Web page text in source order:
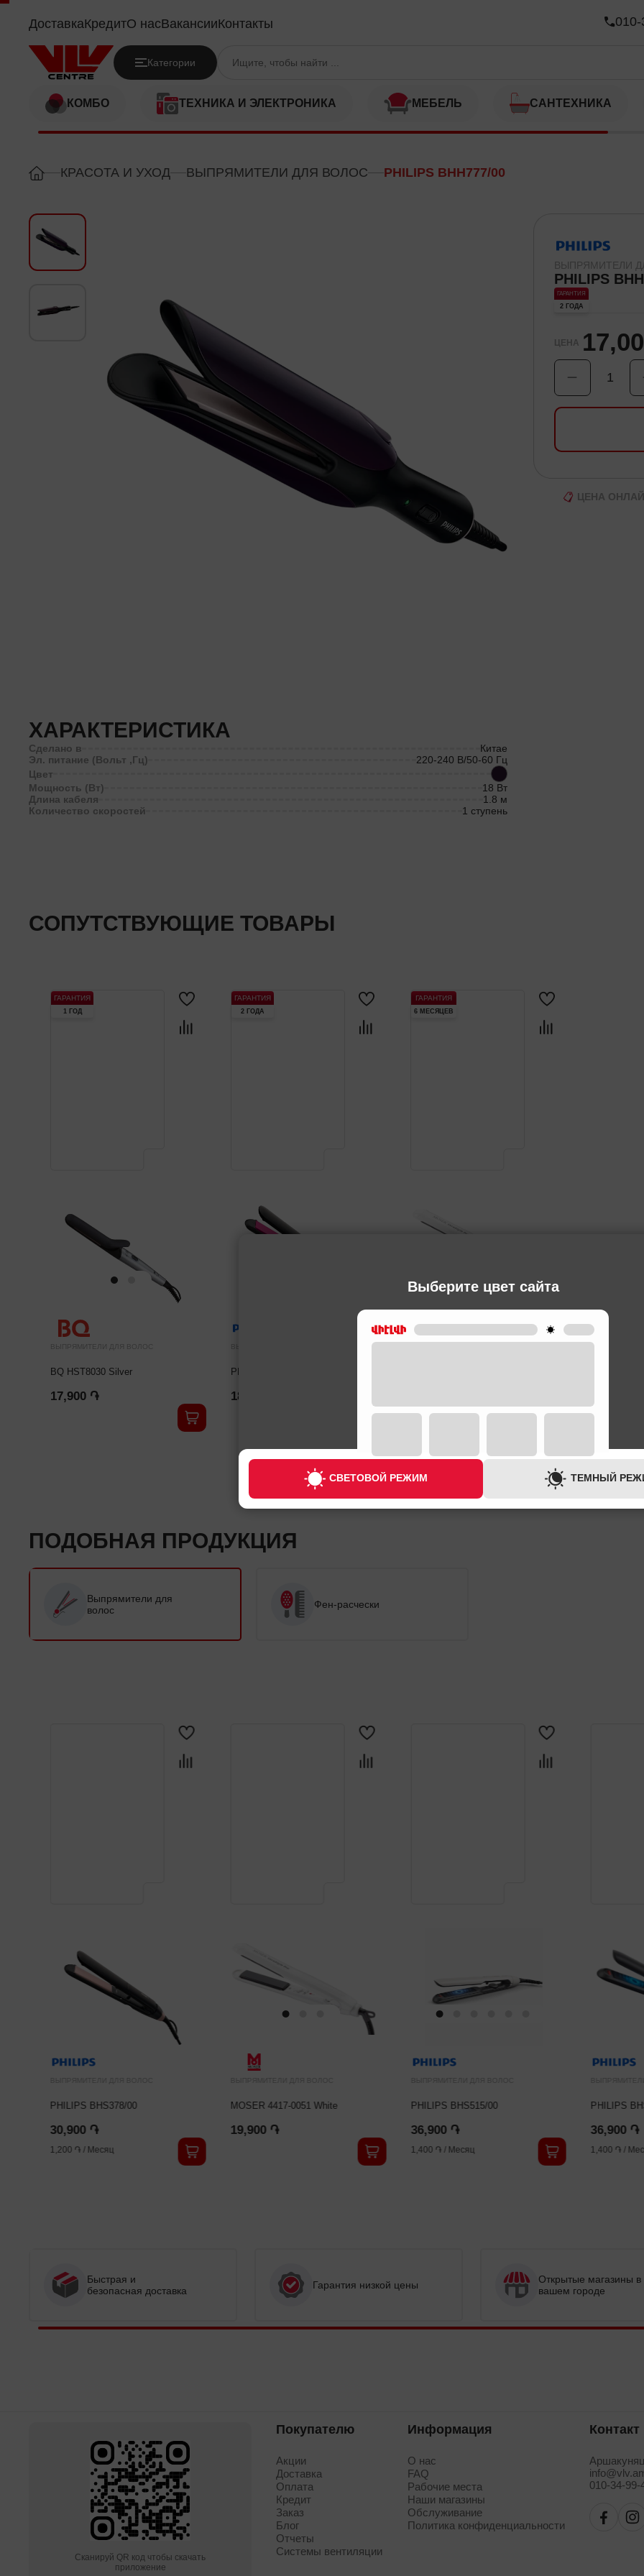
PHILIPS BHH777/00
Выберите цвет сайта
СВЕТОВОЙ РЕЖИМ ТЕМНЫЙ
ДоставкаКредитО насВакансииКонтакты
Категории
КОМБО ТЕХНИКА И ЭЛЕКТРОНИКА МЕБЕЛЬ САНТЕХНИКА
КРАСОТА И УХОД ВЫПРЯМИТЕЛИ ДЛЯ ВОЛОС PHILIPS BHH777/00
ВЫПРЯМИТЕЛИ
PHILIPS
ГАРАНТИЯ
2 ГОДА
ЦЕНА
1
ЦЕНА
ХАРАКТЕРИСТИКА
Сделано в
Китае
Эл. питание (Вольт ,Гц)
220-240 В/50-60 Гц
Цвет
Мощность (Вт)
18 Вт
Длина кабеля
1.8 м
Количество скоростей
1 ступень
СОПУТСТВУЮЩИЕ ТОВАРЫ
ГАРАНТИЯ
1 ГОД
ВЫПРЯМИТЕЛИ ДЛЯ ВОЛОС
BQ HST8030 Silver
17,900 ֏
ГАРАНТИЯ
2 ГОДА
PHILIPS BHS375/00
18,900 ֏
ГАРАНТИЯ
6 МЕСЯЦЕВ
ПОДОБНАЯ ПРОДУКЦИЯ
Выпрямители для
волос
Фен-расчески
PHILIPS BHS378/00
30,900 ֏
1,200 ֏ / Месяц
MOSER 4417-0051 White
19,900 ֏
PHILIPS BHS515/00
36,900 ֏
1,400 ֏ / Месяц
PHILIPS
36,900 ֏
1,400 ֏ /
Быстрая и
безопасная доставка
Гарантия низкой цены
Открытые магазины в
вашем городе
Сканируй QR код чтобы скачать
приложение
Покупателю
Акции
Доставка
Оплата
Кредит
Заказ
Блог
Отчеты
Системы вентиляции
Информация
О нас
FAQ
Рабочие места
Наши магазины
Обслуживание
Политика конфиденциальности
Контакт
010-34-99-